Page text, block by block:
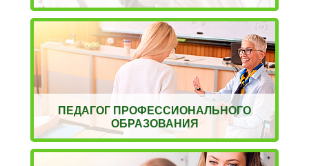
ПЕДАГОГ ПРОФЕССИОНАЛЬНОГО
ОБРАЗОВАНИЯ